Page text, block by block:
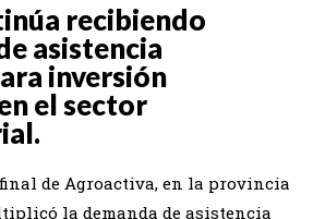
recibiendo
asistencia
inversión
el sector
de Agroactiva, en la provincia
la demanda de asistencia